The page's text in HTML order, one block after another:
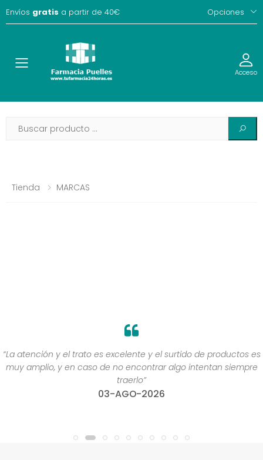
Envíos gratis a partir de 40€ Opciones
Toggle Acceso
Tienda MARCAS
“La atención y el trato es excelente y el surtido de productos es
muy amplio, y en caso de no encontrar algo intentan siempre
traerlo”
03-AGO-2026